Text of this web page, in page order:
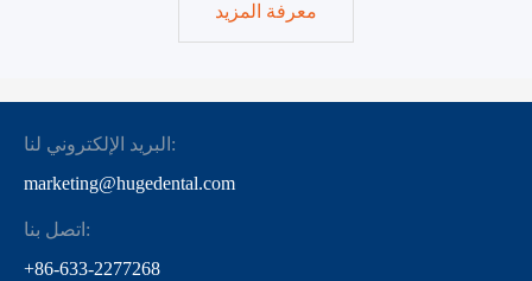
معرفة المزيد
البريد الإلكتروني لنا:
marketing@hugedental.com
اتصل بنا:
+86-633-2277268